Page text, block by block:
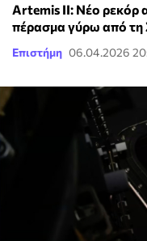
Artemis II: Νέο ρεκόρ
πέρασμα γύρω από τη
Επιστήμη 06.04.2026